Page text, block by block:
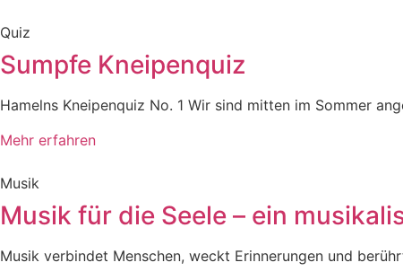
Quiz
Sumpfe Kneipenquiz
Hamelns Kneipenquiz No. 1 Wir sind mitten im Sommer
Mehr erfahren
Musik
Musik für die Seele – ein
Musik verbindet Menschen, weckt Erinnerungen und